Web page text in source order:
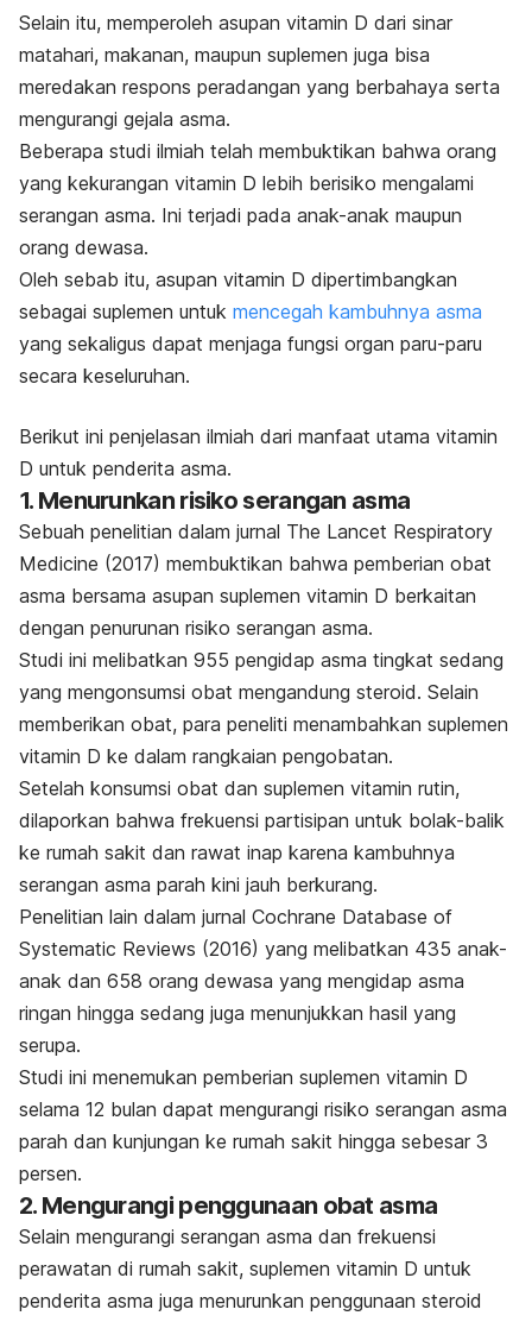
Selain itu, memperoleh asupan vitamin D dari sinar
matahari, makanan, maupun suplemen juga bisa
meredakan respons peradangan yang berbahaya serta
mengurangi gejala asma.
Beberapa studi ilmiah telah membuktikan bahwa orang
yang kekurangan vitamin D lebih berisiko mengalami
serangan asma. Ini terjadi pada anak-anak maupun
orang dewasa.
Oleh sebab itu, asupan vitamin D dipertimbangkan
sebagai suplemen untuk mencegah kambuhnya asma
yang sekaligus dapat menjaga fungsi organ paru-paru
secara keseluruhan.
Berikut ini penjelasan ilmiah dari manfaat utama vitamin
D untuk penderita asma.
1. Menurunkan risiko serangan asma
Sebuah penelitian dalam jurnal The Lancet Respiratory
Medicine (2017) membuktikan bahwa pemberian obat
asma bersama asupan suplemen vitamin D berkaitan
dengan penurunan risiko serangan asma.
Studi ini melibatkan 955 pengidap asma tingkat sedang
yang mengonsumsi obat mengandung steroid. Selain
memberikan obat, para peneliti menambahkan suplemen
vitamin D ke dalam rangkaian pengobatan.
Setelah konsumsi obat dan suplemen vitamin rutin,
dilaporkan bahwa frekuensi partisipan untuk bolak-balik
ke rumah sakit dan rawat inap karena kambuhnya
serangan asma parah kini jauh berkurang.
Penelitian lain dalam jurnal Cochrane Database of
Systematic Reviews (2016) yang melibatkan 435 anak-
anak dan 658 orang dewasa yang mengidap asma
ringan hingga sedang juga menunjukkan hasil yang
serupa.
Studi ini menemukan pemberian suplemen vitamin D
selama 12 bulan dapat mengurangi risiko serangan asma
parah dan kunjungan ke rumah sakit hingga sebesar 3
persen.
2. Mengurangi penggunaan obat asma
Selain mengurangi serangan asma dan frekuensi
perawatan di rumah sakit, suplemen vitamin D untuk
penderita asma juga menurunkan penggunaan steroid